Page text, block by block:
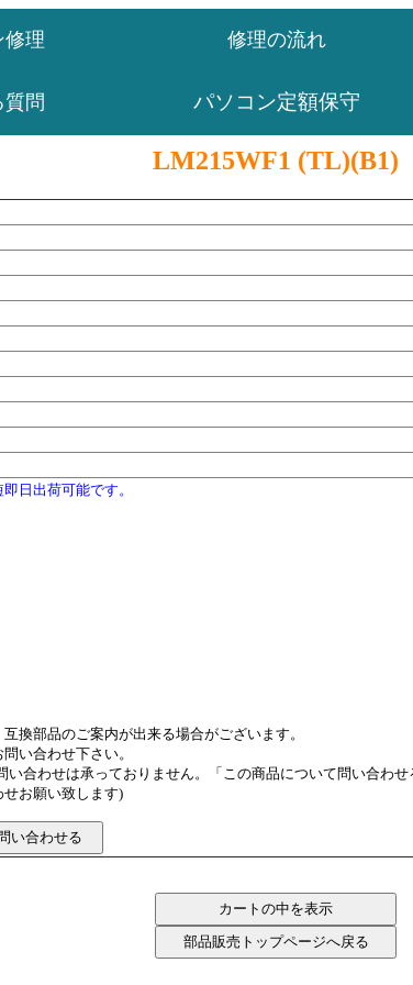
修理 修理の流れ
質問 パソコン定額保守
LM215WF1 (TL)(B1)
日出荷可能です。
換部品のご案内が出来る場合がございます。
い合わせ下さい。
い合わせは承っておりません。「この商品について問い合わ
お願い致します)